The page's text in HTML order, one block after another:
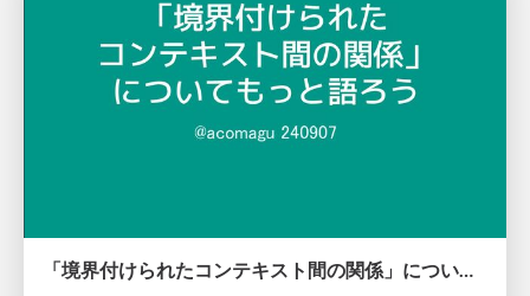
「境界付けられたコンテキスト間の関係」についてもっと語ろう